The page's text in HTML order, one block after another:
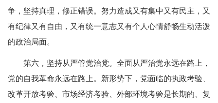
争，坚持真理，修正错误。努力造成又有集中又有民主，又
有纪律又有自由，又有统一意志又有个人心情舒畅生动活泼
的政治局面。
第六，坚持从严管党治党。全面从严治党永远在路上，
党的自我革命永远在路上。新形势下，党面临的执政考验、
改革开放考验、市场经济考验、外部环境考验是长期的、复